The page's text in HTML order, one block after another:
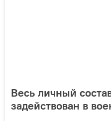
Весь личный
задействован в